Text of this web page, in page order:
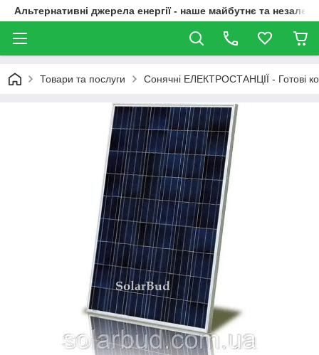
Альтернативні джерела енергії - наше майбутнє та
Товари та послуги Сонячні ЕЛЕКТРОСТАНЦІЇ - Готові